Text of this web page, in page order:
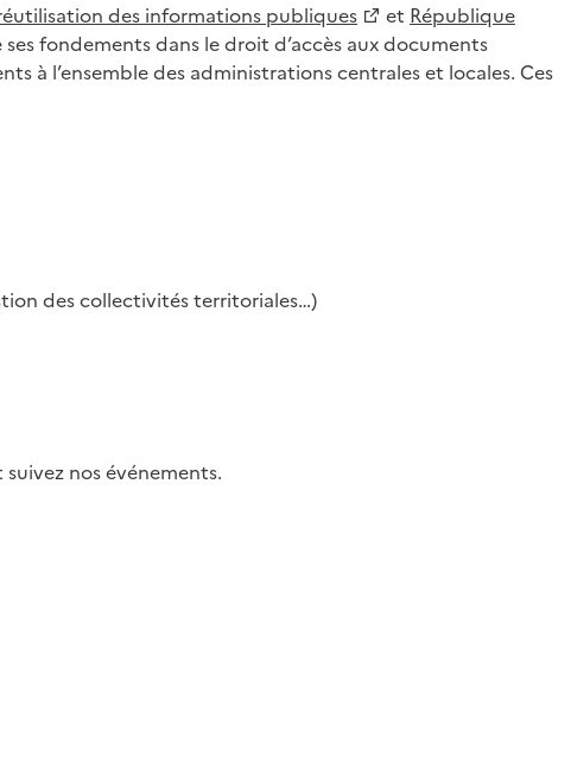
des informations publiques et République
fondements dans le droit d’accès aux documents
à l’ensemble des administrations centrales et locales. Ces
des collectivités territoriales…)
nos événements.